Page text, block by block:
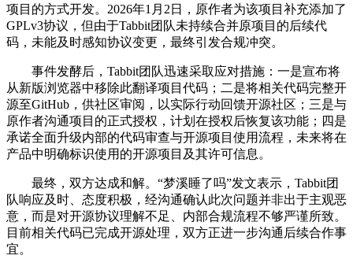
项目的方式开发。2026年1月2日，原作者为该项目补充添加了
GPLv3协议，但由于Tabbit团队未持续合并原项目的后续代
码，未能及时感知协议变更，最终引发合规冲突。
事件发酵后，Tabbit团队迅速采取应对措施：一是宣布将
从新版浏览器中移除此翻译项目代码；二是将相关代码完整开
源至GitHub，供社区审阅，以实际行动回馈开源社区；三是与
原作者沟通项目的正式授权，计划在授权后恢复该功能；四是
承诺全面升级内部的代码审查与开源项目使用流程，未来将在
产品中明确标识使用的开源项目及其许可信息。
最终，双方达成和解。“梦溪睡了吗”发文表示，Tabbit团
队响应及时、态度积极，经沟通确认此次问题并非出于主观恶
意，而是对开源协议理解不足、内部合规流程不够严谨所致。
目前相关代码已完成开源处理，双方正进一步沟通后续合作事
宜。